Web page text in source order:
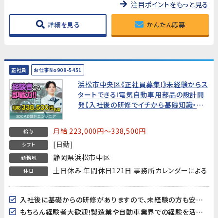
注目ポイントをもっと見る
詳細を見る かんたん応募
正社員 お仕事No909-5451
浜松市中央区《正社員募集!》未経験からス
タートできる!電気自動車用部品の設計開
発【入社後の研修でイチから基礎知識・技
ん経験者大歓迎
給与 月給 223,000円～338,500円
シフト [日勤]
勤務地 静岡県浜松市中区
休日 土日休み 年間休日121日 事務所カレンダーによる
入社後に基礎からの研修がありますので、未経験の方も安心してスタートできます♪
もちろん経験者大歓迎!製造業や自動車業界での経験を活かしたい方も是非!